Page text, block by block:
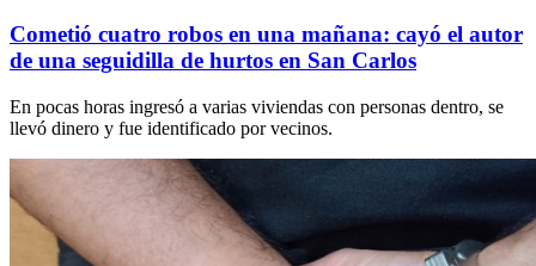
Cometió cuatro robos en una mañana: cayó el autor
de una seguidilla de hurtos en San Carlos
En pocas horas ingresó a varias viviendas con personas dentro, se
llevó dinero y fue identificado por vecinos.